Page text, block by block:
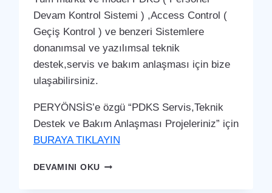
Devam Kontrol Sistemi ) ,Access Control (
Geçiş Kontrol ) ve benzeri Sistemlere
donanımsal ve yazılımsal teknik
destek,servis ve bakım anlaşması için bize
ulaşabilirsiniz.
PERYÖNSİS’e özgü “PDKS Servis,Teknik
Destek ve Bakım Anlaşması Projeleriniz” için
BURAYA TIKLAYIN
DEVAMINI OKUMERZIFON